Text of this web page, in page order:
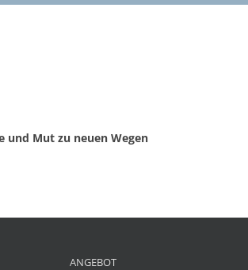
und Mut zu neuen Wegen
ANGEBOT